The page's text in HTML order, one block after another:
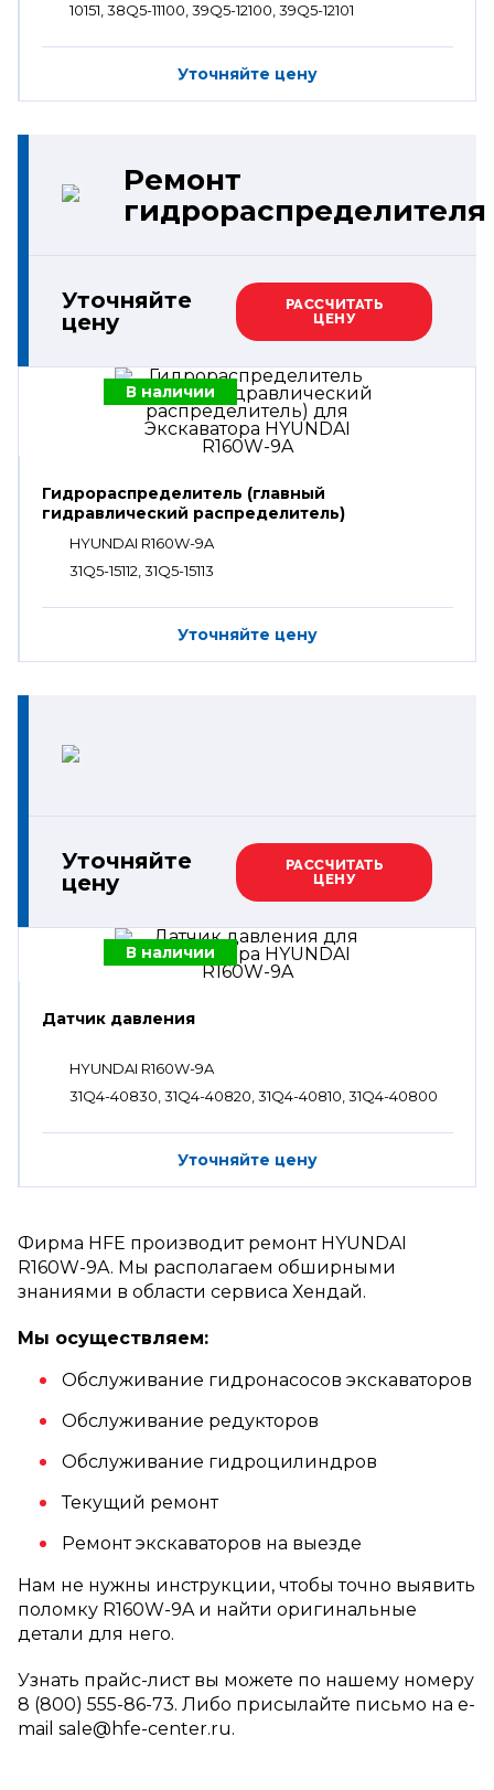
10151, 38Q5-11100, 39Q5-12100, 39Q5-12101
Уточняйте цену
Ремонт
гидрораспределителя
Уточняйте
цену
РАССЧИТАТЬ
ЦЕНУ
В наличии
Гидрораспределитель (главный
гидравлический распределитель)
HYUNDAI R160W-9A
31Q5-15112, 31Q5-15113
Уточняйте цену
Уточняйте
цену
РАССЧИТАТЬ
ЦЕНУ
В наличии
Датчик давления
HYUNDAI R160W-9A
31Q4-40830, 31Q4-40820, 31Q4-40810, 31Q4-40800
Уточняйте цену
Фирма HFE производит ремонт HYUNDAI
R160W-9A. Мы располагаем обширными
знаниями в области сервиса Хендай.
Мы осуществляем:
Обслуживание гидронасосов экскаваторов
Обслуживание редукторов
Обслуживание гидроцилиндров
Текущий ремонт
Ремонт экскаваторов на выезде
Нам не нужны инструкции, чтобы точно выявить
поломку R160W-9A и найти оригинальные
детали для него.
Узнать прайс-лист вы можете по нашему номеру
8 (800) 555-86-73. Либо присылайте письмо на e-
mail sale@hfe-center.ru.